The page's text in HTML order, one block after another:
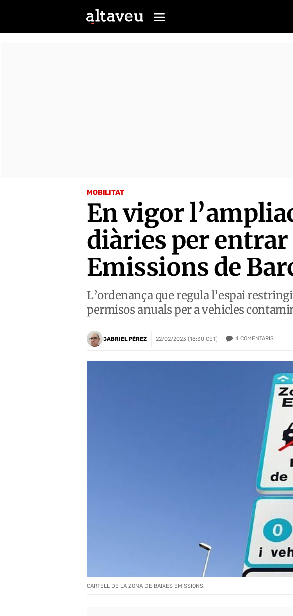
MOBILITAT
En vigor
diàries per entrar
Emissions de
L’ordenança que regula l’espai
permisos anuals per a vehicles
GABRIEL PÉREZ 22/02/2023 (18:30 CET) 4 COMENTARIS
CARTELL DE LA ZONA DE BAIXES EMISSIONS.